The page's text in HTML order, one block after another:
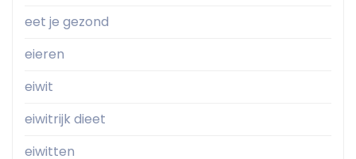
eet je gezond
eieren
eiwit
eiwitrijk dieet
eiwitten